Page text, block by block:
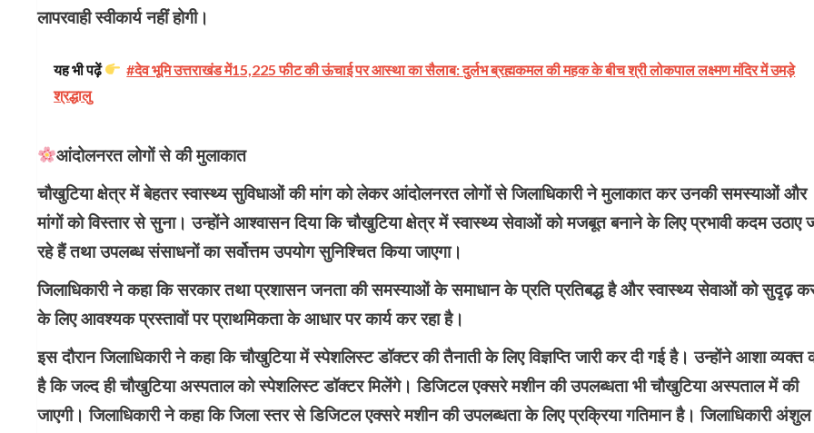
लापरवाही स्वीकार्य नहीं होगी।
यह भी पढ़ें
#देव भूमि उत्तराखंड में15,225 फीट की ऊंचाई पर आस्था का सैलाब: दुर्लभ ब्रह्मकमल की महक के बीच श्री लोकपाल लक्ष्मण मंदिर में उमड़े
श्रद्धालु
आंदोलनरत लोगों से की मुलाकात
चौखुटिया क्षेत्र में बेहतर स्वास्थ्य सुविधाओं की मांग को लेकर आंदोलनरत लोगों से जिलाधिकारी ने मुलाकात कर उनकी समस्याओं और
मांगों को विस्तार से सुना। उन्होंने आश्वासन दिया कि चौखुटिया क्षेत्र में स्वास्थ्य सेवाओं को मजबूत बनाने के लिए प्रभावी कदम उठाए
रहे हैं तथा उपलब्ध संसाधनों का सर्वोत्तम उपयोग सुनिश्चित किया जाएगा।
जिलाधिकारी ने कहा कि सरकार तथा प्रशासन जनता की समस्याओं के समाधान के प्रति प्रतिबद्ध है और स्वास्थ्य सेवाओं को सुदृढ़
के लिए आवश्यक प्रस्तावों पर प्राथमिकता के आधार पर कार्य कर रहा है।
इस दौरान जिलाधिकारी ने कहा कि चौखुटिया में स्पेशलिस्ट डॉक्टर की तैनाती के लिए विज्ञप्ति जारी कर दी गई है। उन्होंने आशा व्यक्त
है कि जल्द ही चौखुटिया अस्पताल को स्पेशलिस्ट डॉक्टर मिलेंगे। डिजिटल एक्सरे मशीन की उपलब्धता भी चौखुटिया अस्पताल में की
जाएगी। जिलाधिकारी ने कहा कि जिला स्तर से डिजिटल एक्सरे मशीन की उपलब्धता के लिए प्रक्रिया गतिमान है। जिलाधिकारी अंशुल